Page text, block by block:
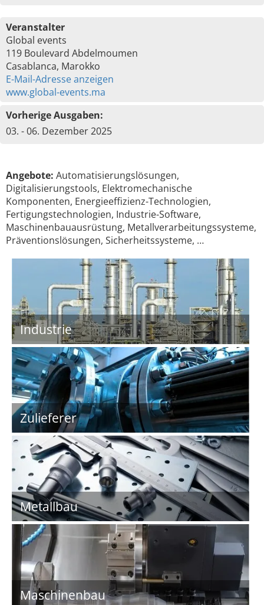
Veranstalter
Global events
119 Boulevard Abdelmoumen
Casablanca, Marokko
E-Mail-Adresse anzeigen
www.global-events.ma
Vorherige Ausgaben:
03. - 06. Dezember 2025
Angebote: Automatisierungslösungen,
Digitalisierungstools, Elektromechanische
Komponenten, Energieeffizienz-Technologien,
Fertigungstechnologien, Industrie-Software,
Maschinenbauausrüstung, Metallverarbeitungssysteme,
Präventionslösungen, Sicherheitssysteme, …
Industrie
Zulieferer
Metallbau
Maschinenbau